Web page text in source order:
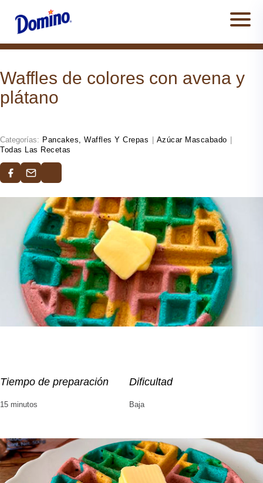
Waffles de colores con avena y
plátano
Categorías: Pancakes, Waffles Y Crepas Azúcar Mascabado
Todas Las Recetas
Tiempo de preparación
15 minutos
Dificultad
Baja